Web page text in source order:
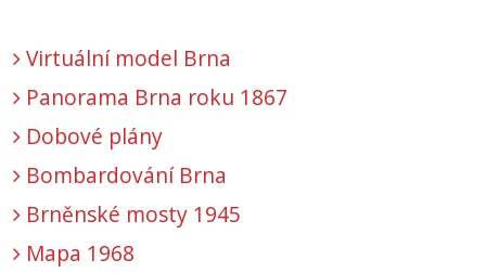
Virtuální model Brna
Panorama Brna roku 1867
Dobové plány
Bombardování Brna
Brněnské mosty 1945
Mapa 1968